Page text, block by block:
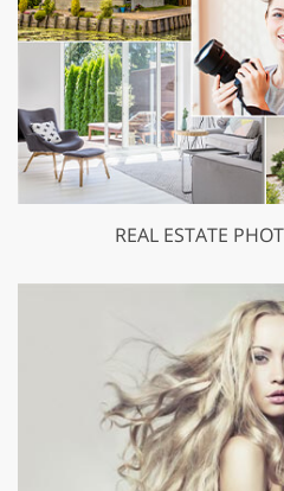
REAL ESTATE